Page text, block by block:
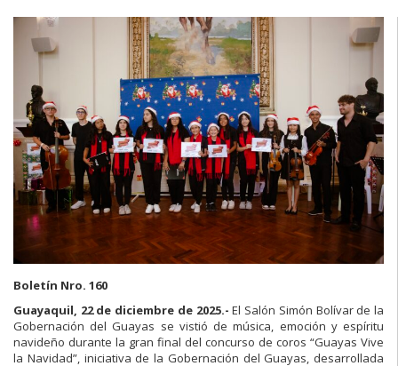
Boletín Nro. 160
Guayaquil, 22 de diciembre de 2025.- El Salón Simón Bolívar de la
Gobernación del Guayas se vistió de música, emoción y espíritu
navideño durante la gran final del concurso de coros “Guayas Vive
la Navidad”, iniciativa de la Gobernación del Guayas, desarrollada